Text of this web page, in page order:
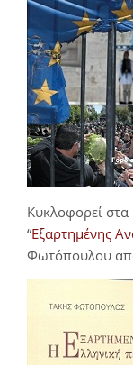
Κυκλοφορεί στα
“Εξαρτημένης
Φωτόπουλου